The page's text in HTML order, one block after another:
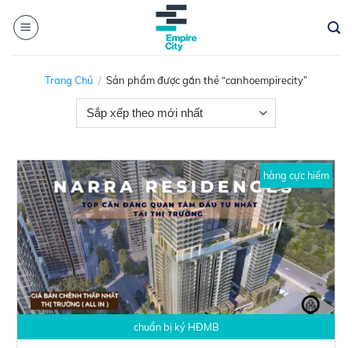
Trang Chủ / Sản phẩm được gắn thẻ “canhoempirecity”
hàng cực hiếm
chuẩn bị ký HĐMB